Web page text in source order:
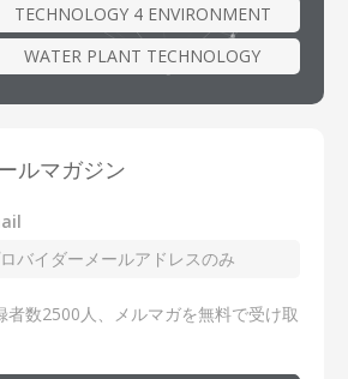
TECHNOLOGY 4 ENVIRONMENT
WATER PLANT TECHNOLOGY
ルマガジン
者数2500人、メルマガを無料で受け取